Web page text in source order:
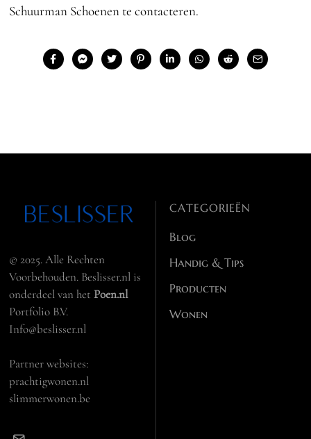
Schuurman Schoenen te contacteren.
© 2025. Alle Rechten
Voorbehouden. Beslisser.nl is
onderdeel van hetPoen.nl
Portfolio B.V.
Info@beslisser.nl
Partner websites:
prachtigwonen.nl
slimmerwonen.be
CATEGORIEËN
Blog
Handig & Tips
Producten
Wonen